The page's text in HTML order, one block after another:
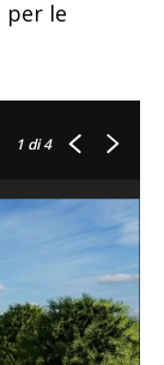
per le
1 di 4